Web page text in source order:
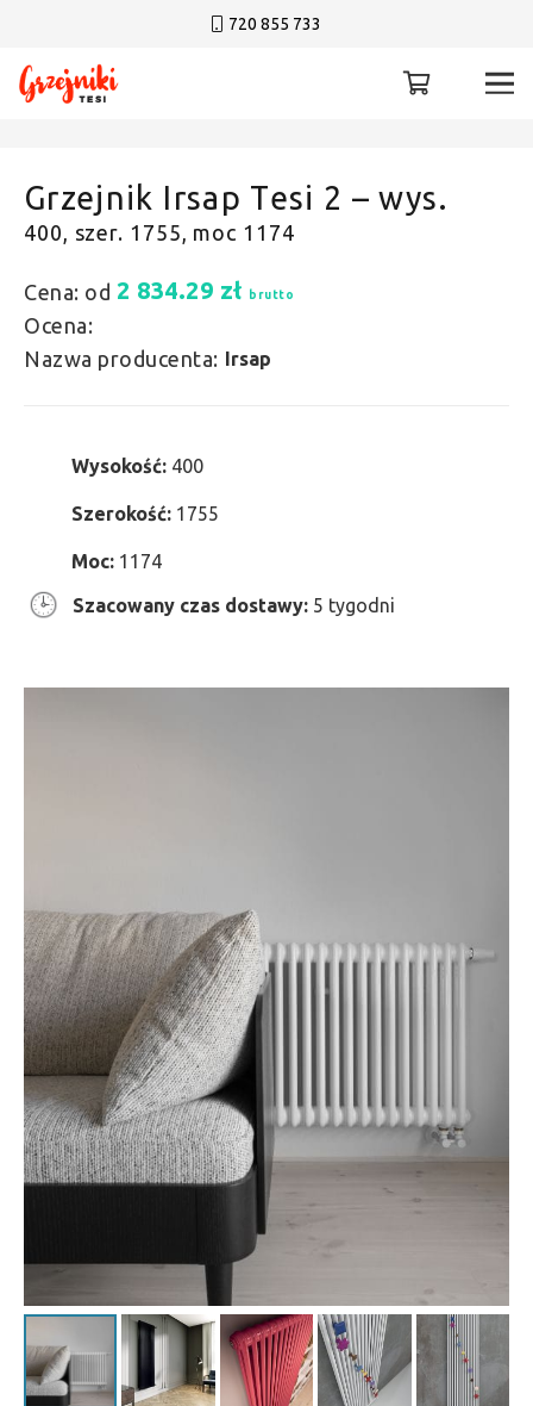
720 855 733
Grzejnik Irsap Tesi 2 – wys.
400, szer. 1755, moc 1174
Cena: od 2 834.29 zł brutto
Ocena:
Nazwa producenta: Irsap
Wysokość: 400
Szerokość: 1755
Moc: 1174
Szacowany czas dostawy: 5 tygodni